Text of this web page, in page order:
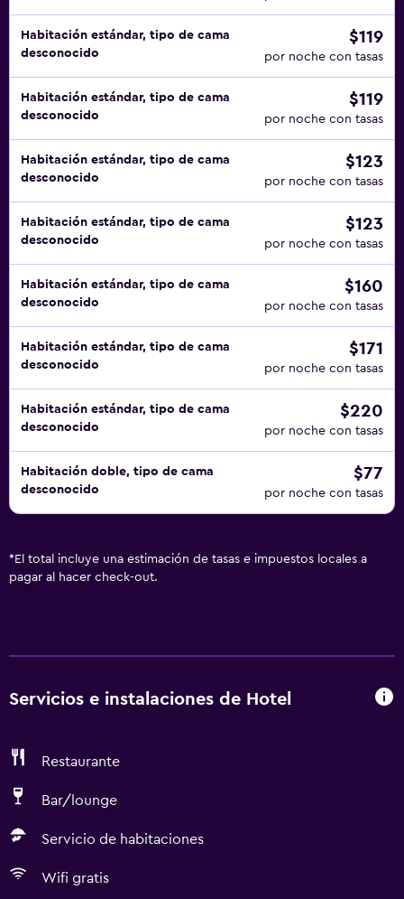
Habitación estándar, tipo de cama
desconocido
$119
por noche con tasas
Habitación estándar, tipo de cama
desconocido
$119
por noche con tasas
Habitación estándar, tipo de cama
desconocido
$123
por noche con tasas
Habitación estándar, tipo de cama
desconocido
$123
por noche con tasas
Habitación estándar, tipo de cama
desconocido
$160
por noche con tasas
Habitación estándar, tipo de cama
desconocido
$171
por noche con tasas
Habitación estándar, tipo de cama
desconocido
$220
por noche con tasas
Habitación doble, tipo de cama
desconocido
$77
por noche con tasas
* El total incluye una estimación de tasas e impuestos locales a
pagar al hacer check-out.
Servicios e instalaciones de Hotel
Restaurante
Bar/lounge
Servicio de habitaciones
Wifi gratis